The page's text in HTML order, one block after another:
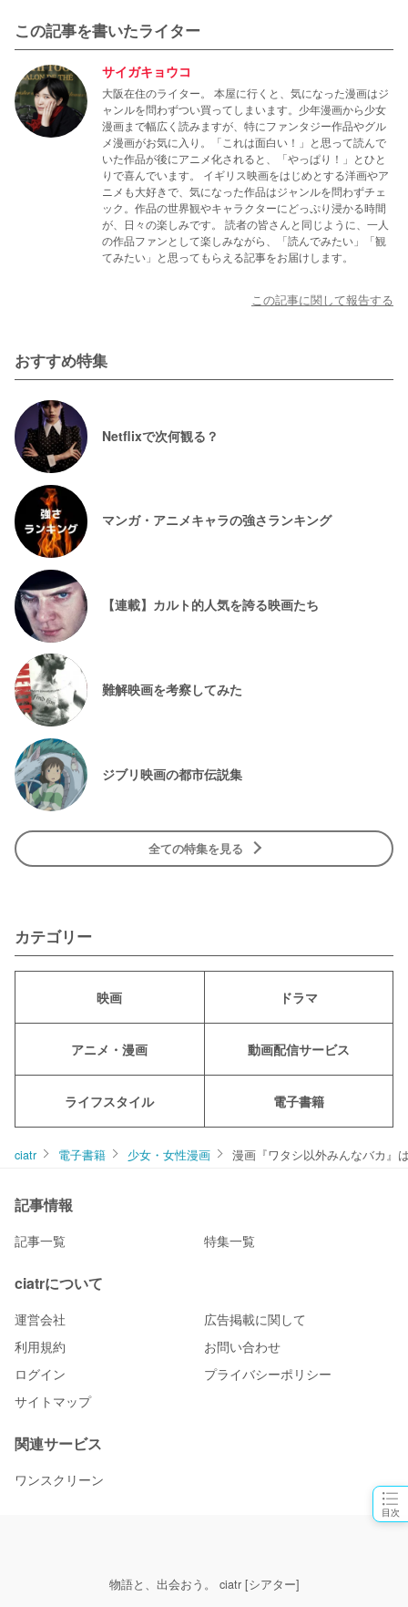
目次
この記事を書いたライター
サイガキョウコ
大阪在住のライター。 本屋に行くと、気になった漫画はジ
ャンルを問わずつい買ってしまいます。少年漫画から少女
漫画まで幅広く読みますが、特にファンタジー作品やグル
メ漫画がお気に入り。「これは面白い！」と思って読んで
いた作品が後にアニメ化されると、「やっぱり！」とひと
りで喜んでいます。 イギリス映画をはじめとする洋画やア
ニメも大好きで、気になった作品はジャンルを問わずチェ
ック。作品の世界観やキャラクターにどっぷり浸かる時間
が、日々の楽しみです。 読者の皆さんと同じように、一人
の作品ファンとして楽しみながら、「読んでみたい」「観
てみたい」と思ってもらえる記事をお届けします。
この記事に関して報告する
おすすめ特集
Netflixで次何観る？
マンガ・アニメキャラの強さランキング
【連載】カルト的人気を誇る映画たち
難解映画を考察してみた
ジブリ映画の都市伝説集
全ての特集を見る
カテゴリー
映画 ドラマ
アニメ・漫画 動画配信サービス
ライフスタイル 電子書籍
ciatr 電子書籍 少女・女性漫画 漫画『ワタシ以外みんなバカ』
記事情報
記事一覧 特集一覧
ciatrについて
運営会社
広告掲載に関して
利用規約
お問い合わせ
ログイン
プライバシーポリシー
サイトマップ
関連サービス
ワンスクリーン
物語と、出会おう。 ciatr [シアター]